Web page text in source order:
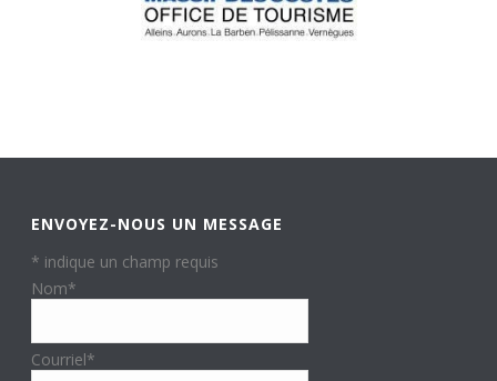
ENVOYEZ-NOUS UN MESSAGE
* indique un champ requis
Nom*
Courriel*